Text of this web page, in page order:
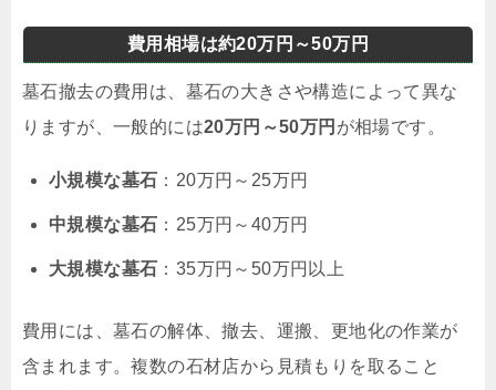
費用相場は約20万円～50万円
墓石撤去の費用は、墓石の大きさや構造によって異な
りますが、一般的には20万円～50万円 が相場です。
小規模な墓石 ：20万円～25万円
中規模な墓石 ：25万円～40万円
大規模な墓石 ：35万円～50万円以上
費用には、墓石の解体、撤去、運搬、更地化の作業が
含まれます。複数の石材店から見積もりを取ること